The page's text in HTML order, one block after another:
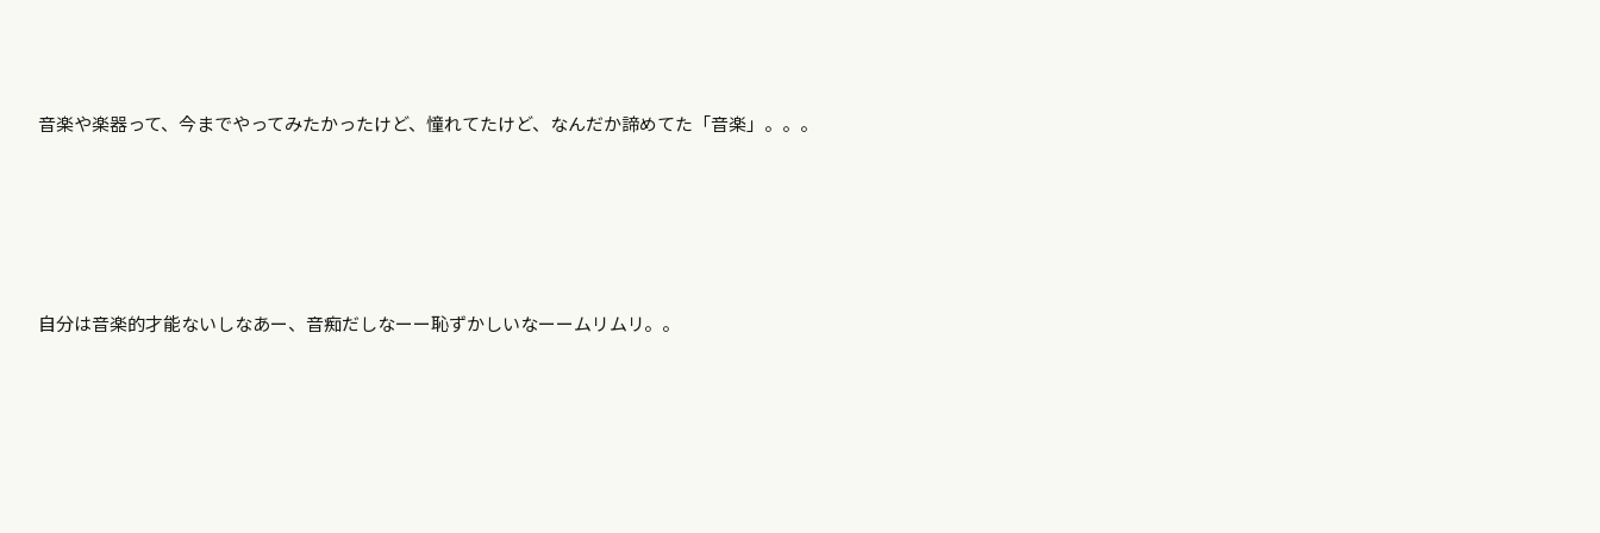
音楽や楽器って、今までやってみたかったけど、憧れてたけど、なんだか諦めてた「音楽」。。。
自分は音楽的才能ないしなあー、音痴だしなーー恥ずかしいなーームリムリ。。